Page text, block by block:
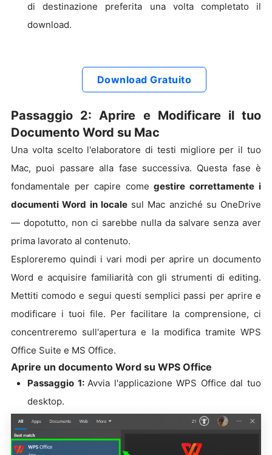
di destinazione preferita una volta completato il
download.
Download Gratuito
Passaggio 2: Aprire e Modificare il tuo
Documento Word su Mac
Una volta scelto l'elaboratore di testi migliore per il tuo
Mac, puoi passare alla fase successiva. Questa fase è
fondamentale per capire comegestire correttamente i
documenti Word in localesul Mac anziché su OneDrive
— dopotutto, non ci sarebbe nulla da salvare senza aver
prima lavorato al contenuto.
Esploreremo quindi i vari modi per aprire un documento
Word e acquisire familiarità con gli strumenti di editing.
Mettiti comodo e segui questi semplici passi per aprire e
modificare i tuoi file. Per facilitare la comprensione, ci
concentreremo sull'apertura e la modifica tramite WPS
Office Suite e MS Office.
Aprire un documento Word su WPS Office
Passaggio 1:Avvia l'applicazione WPS Office dal tuo
desktop.